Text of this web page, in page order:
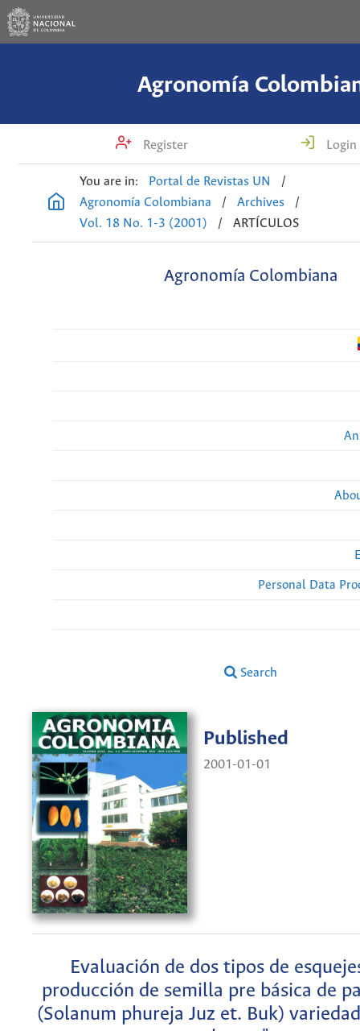
Agronomía
Register Login
You are in: Portal de Revistas UN
/
Agronomía Colombiana
/ Archives
/
Vol. 18 No. 1-3 (2001)
/ ARTÍCULOS
Agronomía Colombiana
Personal Data
Search
Published
2001-01-01
Evaluación de dos tipos de
producción de semilla pre básica de
(Solanum phureja Juz et. Buk)